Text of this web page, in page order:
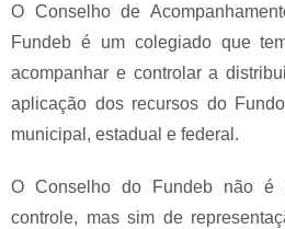
O Conselho de
Fundeb é um colegiado que
acompanhar e controlar a
aplicação dos recursos do
municipal, estadual e federal.
O Conselho do Fundeb não é
controle, mas sim de